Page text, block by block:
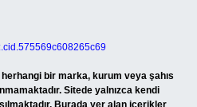
bir marka, kurum veya şahıs
Sitede yalnızca kendi
Burada yer alan içerikler